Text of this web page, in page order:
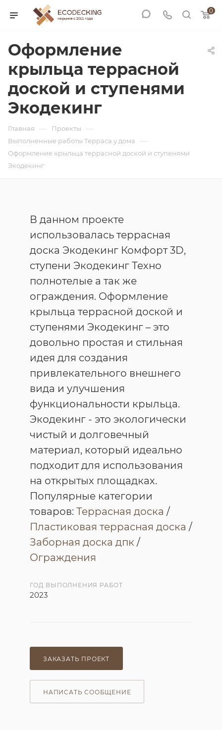
0
Оформление
крыльца террасной
доской и ступенями
Экодекинг
Главная — Проекты —
Выполненные работы Терраса у дома —
Оформление крыльца террасной доской и ступенями
Экодекинг
В данном проекте
использовалась террасная
доска Экодекинг Комфорт 3D,
ступени Экодекинг Техно
полнотелые а так же
ограждения. Оформление
крыльца террасной доской и
ступенями Экодекинг – это
довольно простая и стильная
идея для создания
привлекательного внешнего
вида и улучшения
функциональности крыльца.
Экодекинг - это экологически
чистый и долговечный
материал, который идеально
подходит для использования
на открытых площадках.
Популярные категории
товаров: Террасная доска /
Пластиковая террасная доска /
Заборная доска дпк /
Ограждения
ГОД ВЫПОЛНЕНИЯ РАБОТ
2023
ЗАКАЗАТЬ ПРОЕКТ
НАПИСАТЬ СООБЩЕНИЕ